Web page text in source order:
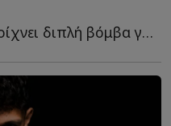
Ο Κωστής Ραπτόπουλος ρίχνει διπλή βόμβα για τον Φώτη Ι...